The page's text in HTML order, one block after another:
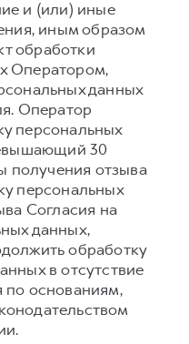
и (или) иные
иным образом
обработки
Оператором,
данных
Оператор
персональных
30
получения отзыва
персональных
Согласия на
данных,
обработку
в отсутствие
по основаниям,